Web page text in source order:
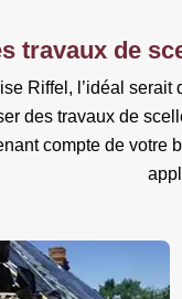
travaux de
Riffel, l’idéal
des travaux de
compte de votre